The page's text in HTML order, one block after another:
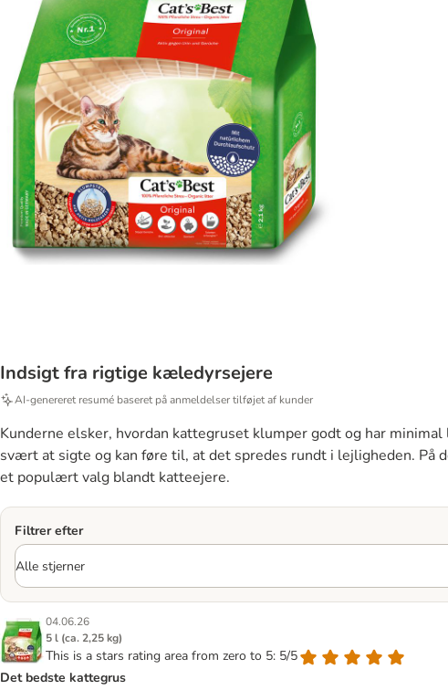
Indsigt fra rigtige kæledyrsejere
AI-genereret resumé baseret på anmeldelser tilføjet af kunder
Kunderne elsker, hvordan kattegruset klumper godt og har
svært at sigte og kan føre til, at det spredes rundt i lejligheden.
et populært valg blandt katteejere.
Filtrer efter
04.06.26
5 l (ca. 2,25 kg)
This is a stars rating area from zero to 5: 5/5
Det bedste kattegrus